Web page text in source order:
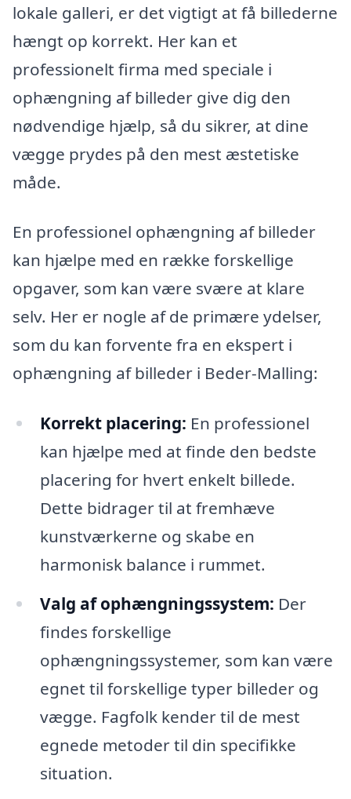
lokale galleri, er det vigtigt at få billederne
hængt op korrekt. Her kan et
professionelt firma med speciale i
ophængning af billeder give dig den
nødvendige hjælp, så du sikrer, at dine
vægge prydes på den mest æstetiske
måde.
En professionel ophængning af billeder
kan hjælpe med en række forskellige
opgaver, som kan være svære at klare
selv. Her er nogle af de primære ydelser,
som du kan forvente fra en ekspert i
ophængning af billeder i Beder-Malling:
Korrekt placering: En professionel
kan hjælpe med at finde den bedste
placering for hvert enkelt billede.
Dette bidrager til at fremhæve
kunstværkerne og skabe en
harmonisk balance i rummet.
Valg af ophængningssystem: Der
findes forskellige
ophængningssystemer, som kan være
egnet til forskellige typer billeder og
vægge. Fagfolk kender til de mest
egnede metoder til din specifikke
situation.